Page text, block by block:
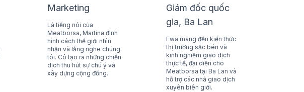
Marketing
Là tiếng nói của
Meatborsa, Martina định
hình cách thế giới nhìn
nhận và lắng nghe chúng
tôi. Cô tạo ra những chiến
dịch thu hút sự chú ý và
xây dựng cộng đồng.
Giám đốc quốc
gia, Ba Lan
Ewa mang đến kiến thức
thị trường sắc bén và
kinh nghiệm giao dịch
thực tế, đại diện cho
Meatborsa tại Ba Lan và
hỗ trợ các nhà giao dịch
xuyên biên giới.